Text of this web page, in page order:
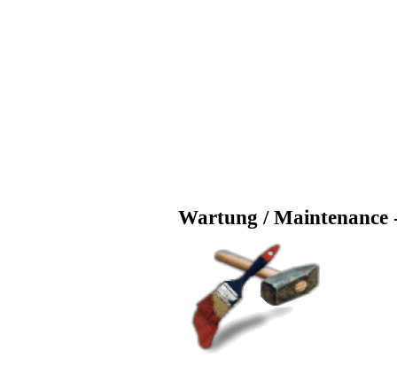
Wartung / Maintenance